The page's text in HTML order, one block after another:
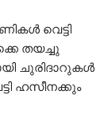
വെട്ടി
തയച്ചു
ചുരിദാറുകൾ
ഹസീനക്കും